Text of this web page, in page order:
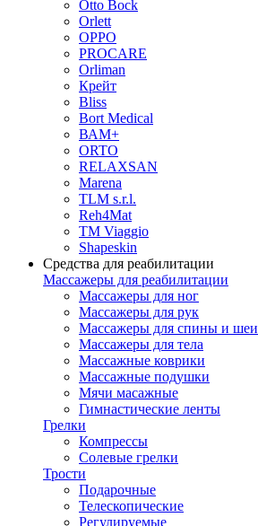
Otto Bock
Orlett
OPPO
PROCARE
Orliman
Крейт
Bliss
Bort Medical
ВАМ+
ORTO
RELAXSAN
Marena
TLM s.r.l.
Reh4Mat
TM Viaggio
Shapeskin
Средства для реабилитации
Массажеры для реабилитации
Массажеры для ног
Массажеры для рук
Массажеры для спины и шеи
Массажеры для тела
Массажные коврики
Массажные подушки
Мячи масажные
Гимнастические ленты
Грелки
Компрессы
Солевые грелки
Трости
Подарочные
Телескопические
Регулируемые